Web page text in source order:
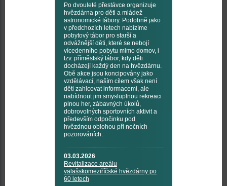
Po dvouleté přestávce organizuje
hvězdárna pro děti a mládež
astronomické tábory. Podobně jako
v předchozích letech nabízíme
pobytový tábor pro starší a
odvážnější děti, které se nebojí
vícedenního pobytu mimo domov, i
tzv. příměstský tábor, kdy děti
docházejí každý den na hvězdárnu.
Obě akce jsou koncipovány jako
vzdělávací, naším cílem však není
děti zahlcovat informacemi, ale
nabídnout jim smysluplnou rekreaci
plnou her, zábavných úkolů,
dobrovolných sportovních aktivit a
především odpočinku pod
hvězdnou oblohou při nočních
pozorováních.
03.03.2026
Revitalizace areálu
valašskomeziříčské hvězdárny po
60 letech